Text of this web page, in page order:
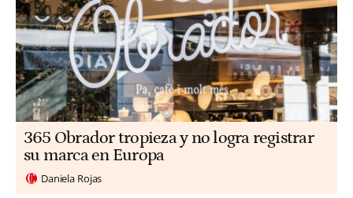
365 Obrador tropieza y no logra registrar
su marca en Europa
Daniela Rojas